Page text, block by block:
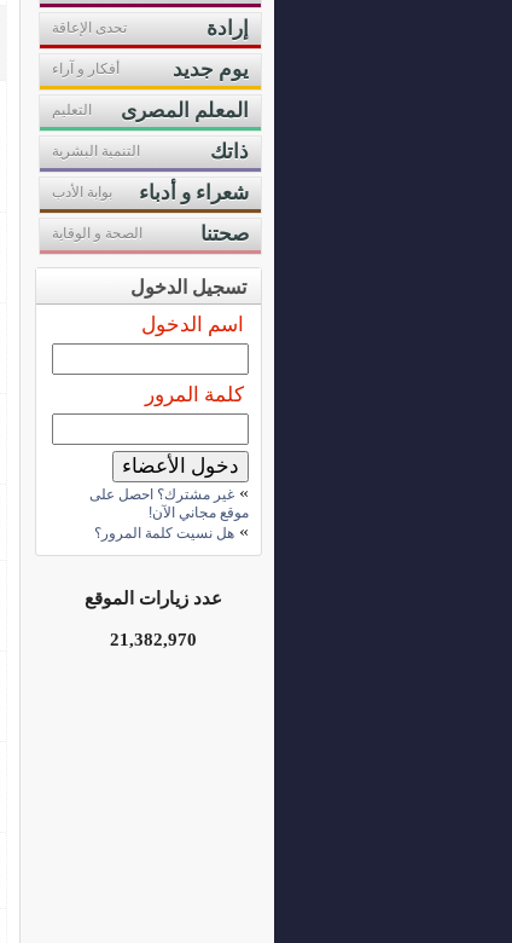
إرادة تحدى الإعاقة
يوم جديد أفكار و آراء
المعلم المصرى التعليم
ذاتك التنمية البشرية
شعراء و أدباء بوابة الأدب
صحتنا الصحة و الوقاية
تسجيل الدخول
اسم الدخول
كلمة المرور
» غير مشترك؟ احصل على
موقع مجاني الآن!
» هل نسيت كلمة المرور؟
عدد زيارات الموقع
21,382,970